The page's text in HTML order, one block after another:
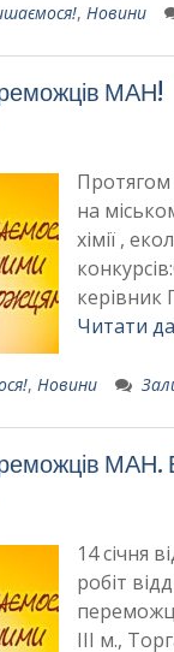
, Новини
МАН!
Протягом
на
хімії ,
керівник
Читати
, Новини
МАН.
14 січня
робіт
ІІІ м.,